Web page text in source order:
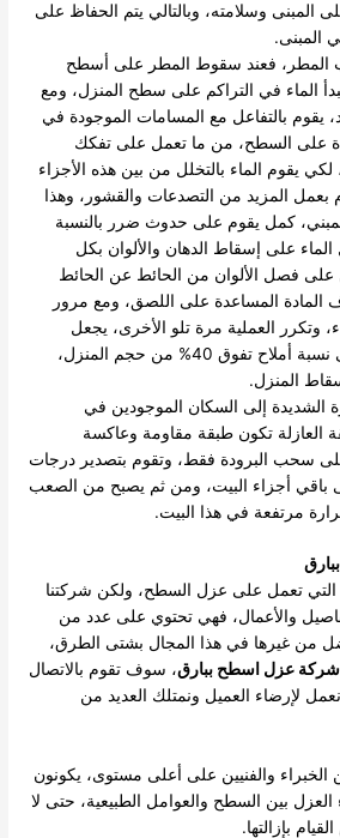
المبنى وسلامته، وبالتالي يتم الحفاظ على
المبنى.
المطر، فعند سقوط المطر على أسطح
الماء في التراكم على سطح المنزل، ومع
يقوم بالتفاعل مع المسامات الموجودة في
على السطح، من ما تعمل على تفكك
يقوم الماء بالتخلل من بين هذه الأجزاء
بعمل المزيد من التصدعات والقشور، وهذا
كمل يقوم على حدوث ضرر بالنسبة
الماء على إسقاط الدهان والألوان بكل
على فصل الألوان من الحائط عن الحائط
المادة المساعدة على اللصق، ومع مرور
وتكرر العملية مرة تلو الأخرى، يجعل
المنزل يحتوي على نسبة أملاح تفوق 40% من حجم المنزل،
المنزل.
الشديدة إلى السكان الموجودين في
العازلة تكون طبقة مقاومة وعاكسة
سحب البرودة فقط، وتقوم بتصدير درجات
باقي أجزاء البيت، ومن ثم يصبح من الصعب
مرتفعة في هذا البيت.
التي تعمل على عزل السطح، ولكن شركتنا
والأعمال، فهي تحتوي على عدد من
من غيرها في هذا المجال بشتى الطرق،
شركة عزل اسطح ببارق، سوف تقوم بالاتصال
لإرضاء العميل ونمتلك العديد من
والفنيين على أعلى مستوى، يكونون
بين السطح والعوامل الطبيعية، حتى لا
بإزالتها.